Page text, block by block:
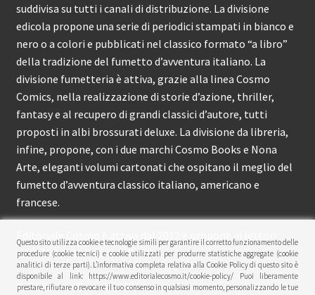
suddivisa su tutti i canali di distribuzione. La divisione
edicola propone una serie di periodici stampati in bianco e
nero o a colori e pubblicati nel classico formato “a libro”
della tradizione del fumetto d’avventura italiano. La
divisione fumetteria è attiva, grazie alla linea Cosmo
Comics, nella realizzazione di storie d’azione, thriller,
fantasy e al recupero di grandi classici d’autore, tutti
proposti in albi brossurati deluxe. La divisione da libreria,
infine, propone, con i due marchi Cosmo Books e Nona
Arte, eleganti volumi cartonati che ospitano il meglio del
fumetto d’avventura classico italiano, americano e
francese.
Editoriale Cosmo è attiva dal 2012 e propone ai lettori
circa 150 pubblicazioni l’anno.
© Editoriale Cosmo 2026
Questo sito utilizza cookie e tecnologie simili per garantire il corretto funzionamento delle
procedure (cookie tecnici) e cookie utilizzati per produrre statistiche aggregate (cookie
analitici di terze parti). L’informativa completa relativa alla Cookie Policy di questo sito è
disponibile al link: https://www.editorialecosmo.it/cookie-policy/ Puoi liberamente
prestare, rifiutare o revocare il tuo consenso in qualsiasi momento, personalizzando le tue